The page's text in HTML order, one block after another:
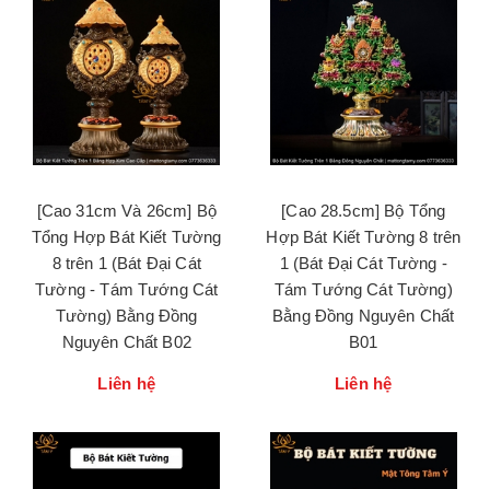
[Cao 31cm Và 26cm] Bộ
Tổng Hợp Bát Kiết Tường
8 trên 1 (Bát Đại Cát
Tường - Tám Tướng Cát
Tường) Bằng Đồng
Nguyên Chất B02
Liên hệ
[Cao 28.5cm] Bộ Tổng
Hợp Bát Kiết Tường 8 trên
1 (Bát Đại Cát Tường -
Tám Tướng Cát Tường)
Bằng Đồng Nguyên Chất
B01
Liên hệ